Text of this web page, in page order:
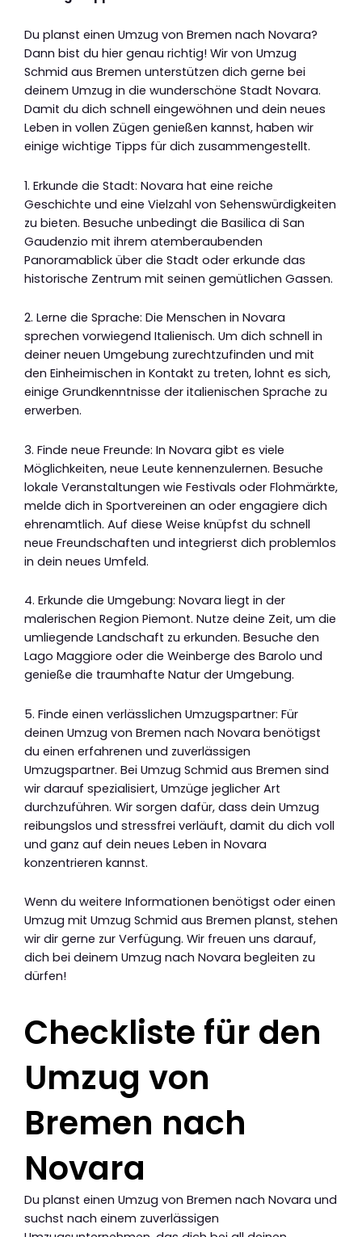
Du planst einen Umzug von Bremen nach Novara?
Dann bist du hier genau richtig! Wir von Umzug
Schmid aus Bremen unterstützen dich gerne bei
deinem Umzug in die wunderschöne Stadt Novara.
Damit du dich schnell eingewöhnen und dein neues
Leben in vollen Zügen genießen kannst, haben wir
einige wichtige Tipps für dich zusammengestellt.
1. Erkunde die Stadt: Novara hat eine reiche
Geschichte und eine Vielzahl von Sehenswürdigkeiten
zu bieten. Besuche unbedingt die Basilica di San
Gaudenzio mit ihrem atemberaubenden
Panoramablick über die Stadt oder erkunde das
historische Zentrum mit seinen gemütlichen Gassen.
2. Lerne die Sprache: Die Menschen in Novara
sprechen vorwiegend Italienisch. Um dich schnell in
deiner neuen Umgebung zurechtzufinden und mit
den Einheimischen in Kontakt zu treten, lohnt es sich,
einige Grundkenntnisse der italienischen Sprache zu
erwerben.
3. Finde neue Freunde: In Novara gibt es viele
Möglichkeiten, neue Leute kennenzulernen. Besuche
lokale Veranstaltungen wie Festivals oder Flohmärkte,
melde dich in Sportvereinen an oder engagiere dich
ehrenamtlich. Auf diese Weise knüpfst du schnell
neue Freundschaften und integrierst dich problemlos
in dein neues Umfeld.
4. Erkunde die Umgebung: Novara liegt in der
malerischen Region Piemont. Nutze deine Zeit, um die
umliegende Landschaft zu erkunden. Besuche den
Lago Maggiore oder die Weinberge des Barolo und
genieße die traumhafte Natur der Umgebung.
5. Finde einen verlässlichen Umzugspartner: Für
deinen Umzug von Bremen nach Novara benötigst
du einen erfahrenen und zuverlässigen
Umzugspartner. Bei Umzug Schmid aus Bremen sind
wir darauf spezialisiert, Umzüge jeglicher Art
durchzuführen. Wir sorgen dafür, dass dein Umzug
reibungslos und stressfrei verläuft, damit du dich voll
und ganz auf dein neues Leben in Novara
konzentrieren kannst.
Wenn du weitere Informationen benötigst oder einen
Umzug mit Umzug Schmid aus Bremen planst, stehen
wir dir gerne zur Verfügung. Wir freuen uns darauf,
dich bei deinem Umzug nach Novara begleiten zu
dürfen!
Checkliste für den
Umzug von
Bremen nach
Novara
Du planst einen Umzug von Bremen nach Novara und
suchst nach einem zuverlässigen